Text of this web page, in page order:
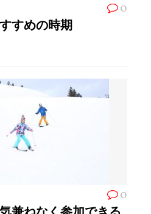
0
すめの時期
0
兼ねなく参加できる